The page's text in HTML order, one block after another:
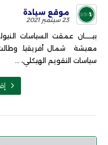
موقع سيادة
23 سبتمبر 2021
بيـــــان عمقت السياسات
معيشة شمال أفريقيا. وطالت
سياسات التقويم الهيكلي، ...